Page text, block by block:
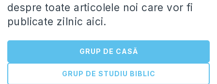
despre toate articolele noi care vor fi
publicate zilnic aici.
GRUP DE CASĂ
GRUP DE STUDIU BIBLIC